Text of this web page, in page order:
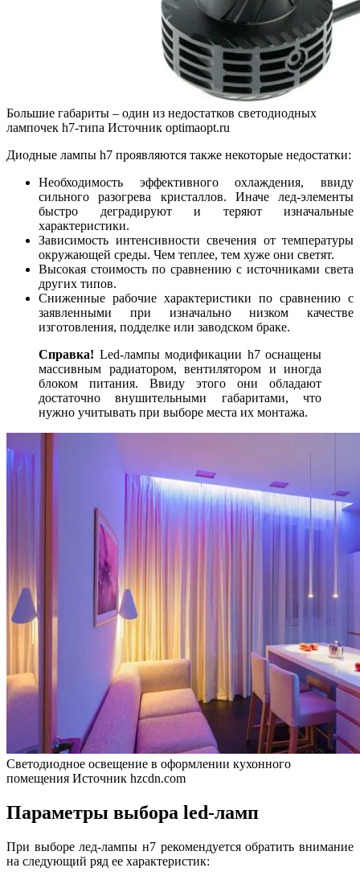
Большие габариты – один из недостатков светодиодных
лампочек h7-типа Источник optimaopt.ru
Диодные лампы h7 проявляются также некоторые недостатки:
Необходимость эффективного охлаждения, ввиду
сильного разогрева кристаллов. Иначе лед-элементы
быстро деградируют и теряют изначальные
характеристики.
Зависимость интенсивности свечения от температуры
окружающей среды. Чем теплее, тем хуже они светят.
Высокая стоимость по сравнению с источниками света
других типов.
Сниженные рабочие характеристики по сравнению с
заявленными при изначально низком качестве
изготовления, подделке или заводском браке.
Справка! Led-лампы модификации h7 оснащены
массивным радиатором, вентилятором и иногда
блоком питания. Ввиду этого они обладают
достаточно внушительными габаритами, что
нужно учитывать при выборе места их монтажа.
Светодиодное освещение в оформлении кухонного
помещения Источник hzcdn.com
Параметры выбора led-ламп
При выборе лед-лампы н7 рекомендуется обратить внимание
на следующий ряд ее характеристик: